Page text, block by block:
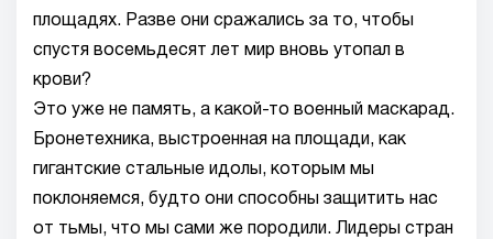
площадях. Разве они сражались за то, чтобы
спустя восемьдесят лет мир вновь утопал в
крови?
Это уже не память, а какой-то военный маскарад.
Бронетехника, выстроенная на площади, как
гигантские стальные идолы, которым мы
поклоняемся, будто они способны защитить нас
от тьмы, что мы сами же породили. Лидеры стран